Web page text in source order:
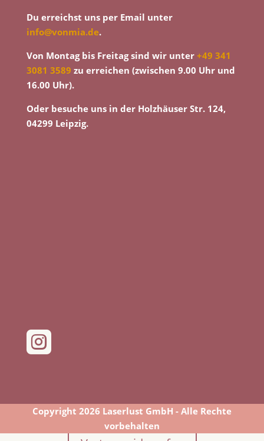
Du erreichst uns per Email unter
info@vonmia.de.
Von Montag bis Freitag sind wir unter +49 341
3081 3589 zu erreichen (zwischen 9.00 Uhr und
16.00 Uhr).
Oder besuche uns in der Holzhäuser Str. 124,
04299 Leipzig.

Copyright 2026 Laserlust GmbH - Alle Rechte
vorbehalten